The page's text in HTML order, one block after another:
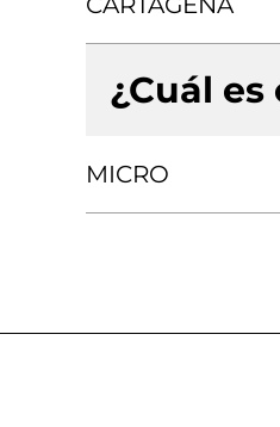
¿Cuál
MICRO